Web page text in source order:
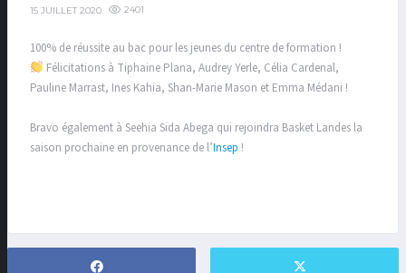
15 JUILLET 2020 2401
100% de réussite au bac pour les jeunes du centre de formation !
Félicitations à Tiphaine Plana, Audrey Yerle, Célia Cardenal,
Pauline Marrast, Ines Kahia, Shan-Marie Mason et Emma Médani !
Bravo également à Seehia Sida Abega qui rejoindra Basket Landes la
saison prochaine en provenance de l’Insep !